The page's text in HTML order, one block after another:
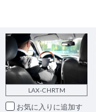
LAX-CHRTM
お気に入りに追加